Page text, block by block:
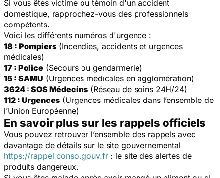
Si vous êtes victime ou témoin d'un accident
domestique, rapprochez-vous des professionnels
compétents.
Voici les différents numéros d'urgence :
18 : Pompiers (Incendies, accidents et urgences
médicales)
17 : Police (Secours ou gendarmerie)
15 : SAMU (Urgences médicales en agglomération)
3624 : SOS Médecins (Réseau de soins 24H/24)
112 : Urgences (Urgences médicales dans l’ensemble de
l’Union Européenne)
En savoir plus sur les rappels officiels
Vous pouvez retrouver l’ensemble des rappels avec
davantage de détails sur le site gouvernemental
https://rappel.conso.gouv.fr : le site des alertes de
produits dangereux.